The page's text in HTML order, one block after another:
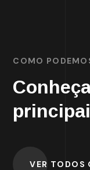
COMO
VER TODOS